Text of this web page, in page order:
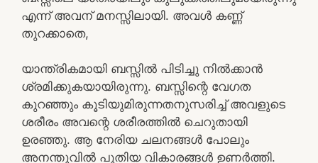
എന്ന് അവന് മനസ്സിലായി. അവൾ കണ്ണ്
തുറക്കാതെ,
യാന്ത്രികമായി ബസ്സിൽ പിടിച്ചു നിൽക്കാൻ
ശ്രമിക്കുകയായിരുന്നു. ബസ്സിന്റെ വേഗത
കുറഞ്ഞും കൂടിയുമിരുന്നതനുസരിച്ച് അവളുടെ
ശരീരം അവന്റെ ശരീരത്തിൽ ചെറുതായി
ഉരഞ്ഞു. ആ നേരിയ ചലനങ്ങൾ പോലും
അനന്തുവിൽ പുതിയ വികാരങ്ങൾ ഉണർത്തി.